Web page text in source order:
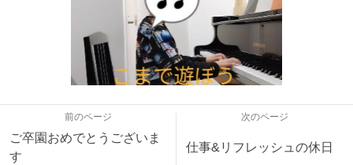
前のページ
ご卒園おめでとうございま
す
次のページ
仕事&リフレッシュの休日